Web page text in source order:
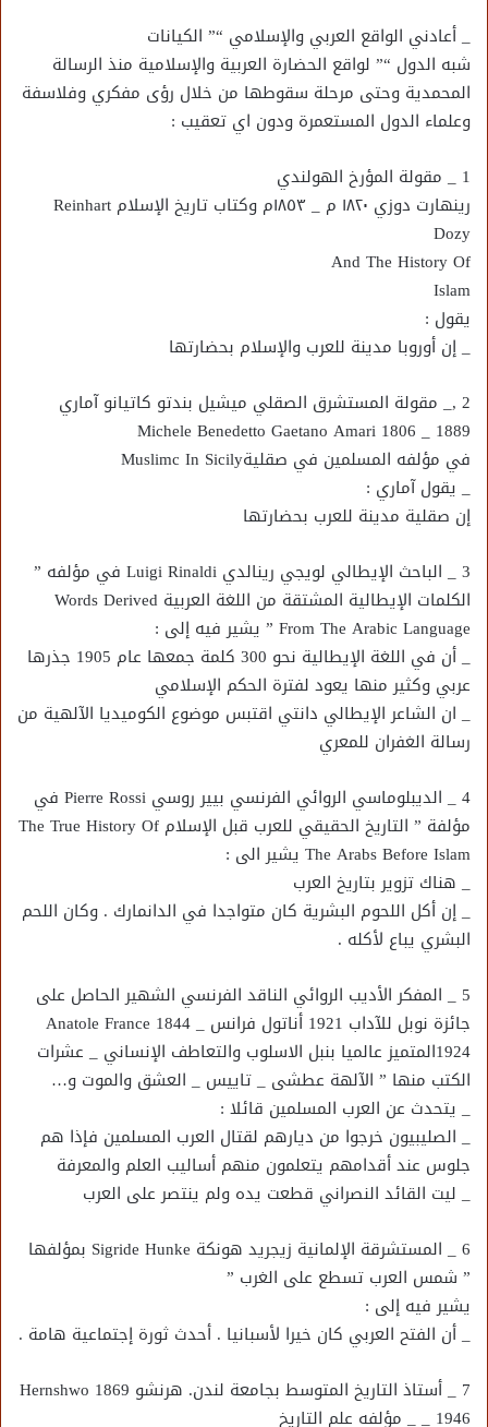
_ أعادني الواقع العربي والإسلامي “” الكيانات
شبه الدول “” لواقع الحضارة العربية والإسلامية منذ الرسالة
المحمدية وحتى مرحلة سقوطها من خلال رؤى مفكري وفلاسفة
وعلماء الدول المستعمرة ودون اي تعقيب :
1 _ مقولة المؤرخ الهولندي
رينهارت دوزي ١٨٢٠ م _ ١٨٥٣م وكتاب تاريخ الإسلام Reinhart
Dozy
And The History Of
Islam
يقول :
_ إن أوروبا مدينة للعرب والإسلام بحضارتها
2 ,_ مقولة المستشرق الصقلي ميشيل بندتو كاتيانو آماري
Michele Benedetto Gaetano Amari 1806 _ 1889
في مؤلفه المسلمين في صقليةMuslimc In Sicily
_ يقول آماري :
إن صقلية مدينة للعرب بحضارتها
3 _ الباحث الإيطالي لويجي رينالدي Luigi Rinaldi في مؤلفه ”
الكلمات الإيطالية المشتقة من اللغة العربية Words Derived
From The Arabic Language ” يشير فيه إلى :
_ أن في اللغة الإيطالية نحو 300 كلمة جمعها عام 1905 جذرها
عربي وكثير منها يعود لفترة الحكم الإسلامي
_ ان الشاعر الإيطالي دانتي اقتبس موضوع الكوميديا الآلهية من
رسالة الغفران للمعري
4 _ الديبلوماسي الروائي الفرنسي بيير روسي Pierre Rossi في
مؤلفة ” التاريخ الحقيقي للعرب قبل الإسلام The True History Of
The Arabs Before Islam يشير الى :
_ هناك تزوير بتاريخ العرب
_ إن أكل اللحوم البشرية كان متواجدا في الدانمارك . وكان اللحم
البشري يباع لأكله .
5 _ المفكر الأديب الروائي الناقد الفرنسي الشهير الحاصل على
جائزة نوبل للآداب 1921 أناتول فرانس Anatole France 1844 _
1924المتميز عالميا بنبل الاسلوب والتعاطف الإنساني _ عشرات
الكتب منها ” الآلهة عطشى _ تاييس _ العشق والموت و…
_ يتحدث عن العرب المسلمين قائلا :
_ الصليبيون خرجوا من ديارهم لقتال العرب المسلمين فإذا هم
جلوس عند أقدامهم يتعلمون منهم أساليب العلم والمعرفة
_ ليت القائد النصراني قطعت يده ولم ينتصر على العرب
6 _ المستشرقة الإلمانية زيجريد هونكة Sigride Hunke بمؤلفها
” شمس العرب تسطع على الغرب ”
يشير فيه إلى :
_ أن الفتح العربي كان خيرا لأسبانيا . أحدث ثورة إجتماعية هامة .
7 _ أستاذ التاريخ المتوسط بجامعة لندن. هرنشو Hernshwo 1869
_ 1946 _ مؤلفه علم التاريخ